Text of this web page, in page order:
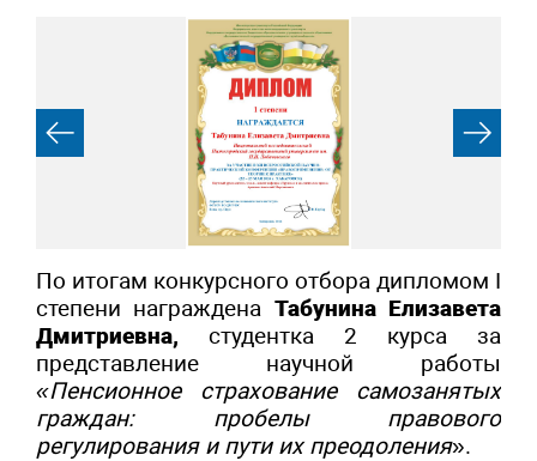
По итогам конкурсного отбора дипломом I
степени награждена Табунина Елизавета
Дмитриевна, студентка 2 курса за
представление научной работы
«Пенсионное страхование самозанятых
граждан: пробелы правового
регулирования и пути их преодоления».